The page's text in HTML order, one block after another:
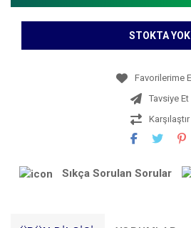
STOKTA YOK
Tavsiye Et
Karşılaştır
Sıkça Sorulan Sorular